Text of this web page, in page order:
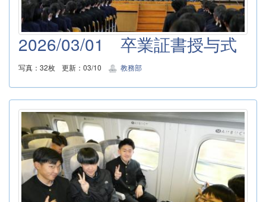
2026/03/01 卒業証書授与式
写真：32枚 更新：03/10 教務部